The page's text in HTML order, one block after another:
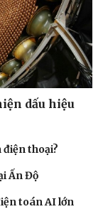
dấu hiệu
thoại?
Ấn Độ
toán AI lớn